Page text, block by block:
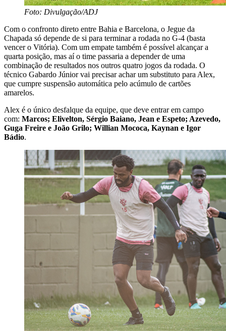
Foto: Divulgação/ADJ
Com o confronto direto entre Bahia e Barcelona, o Jegue da
Chapada só depende de si para terminar a rodada no G-4 (basta
vencer o Vitória). Com um empate também é possível alcançar a
quarta posição, mas aí o time passaria a depender de uma
combinação de resultados nos outros quatro jogos da rodada. O
técnico Gabardo Júnior vai precisar achar um substituto para Alex,
que cumpre suspensão automática pelo acúmulo de cartões
amarelos.
Alex é o único desfalque da equipe, que deve entrar em campo
com: Marcos; Elivelton, Sérgio Baiano, Jean e Espeto; Azevedo,
Guga Freire e João Grilo; Willian Mococa, Kaynan e Igor
Bádio.